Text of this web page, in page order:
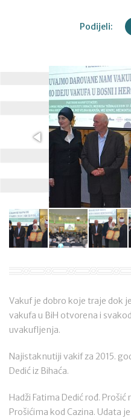
Podijeli:
Vakuf je dobro koje traje dok
vakufa u BiH otvorena i
uvakufljenja.
Najistaknutiji vakif za 2015.
Dedić iz Bihaća.
Hadži Fatima Dedić rođ.
Prošićima kod Cazina. Udata